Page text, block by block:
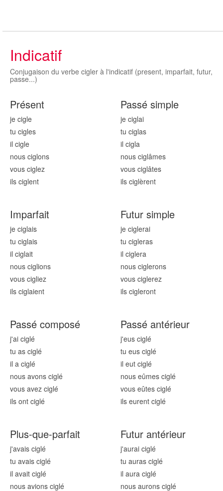
Indicatif
Conjugaison du verbe cigler à l'indicatif (present, imparfait, futur,
passe...)
Présent
je cigle
tu cigles
il cigle
nous ciglons
vous ciglez
ils ciglent
Passé simple
je ciglai
tu ciglas
il cigla
nous ciglâmes
vous ciglâtes
ils ciglèrent
Imparfait
je ciglais
tu ciglais
il ciglait
nous ciglions
vous cigliez
ils ciglaient
Futur simple
je ciglerai
tu cigleras
il ciglera
nous ciglerons
vous ciglerez
ils cigleront
Passé composé
j'ai ciglé
tu as ciglé
il a ciglé
nous avons ciglé
vous avez ciglé
ils ont ciglé
Passé antérieur
j'eus ciglé
tu eus ciglé
il eut ciglé
nous eûmes ciglé
vous eûtes ciglé
ils eurent ciglé
Plus-que-parfait
j'avais ciglé
tu avais ciglé
il avait ciglé
nous avions ciglé
Futur antérieur
j'aurai ciglé
tu auras ciglé
il aura ciglé
nous aurons ciglé